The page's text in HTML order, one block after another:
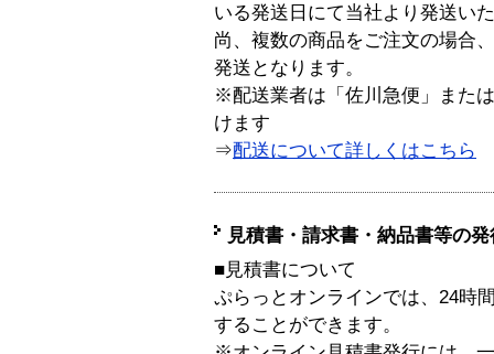
いる発送日にて当社より発送い
尚、複数の商品をご注文の場合
発送となります。
※配送業者は「佐川急便」また
けます
⇒配送について詳しくはこちら
見積書・請求書・納品書等の
■見積書について
ぷらっとオンラインでは、24時
することができます。